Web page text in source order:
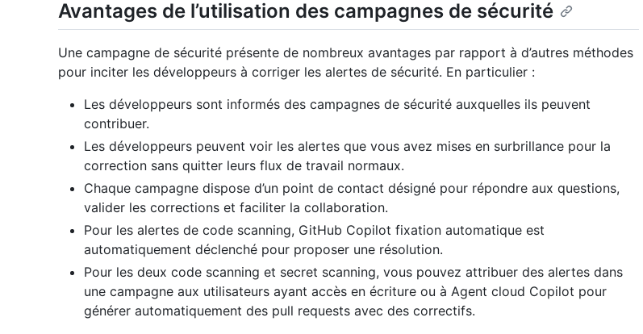
Avantages de l’utilisation des campagnes de sécurité
Une campagne de sécurité présente de nombreux avantages par rapport à d’autres méthodes
pour inciter les développeurs à corriger les alertes de sécurité. En particulier :
Les développeurs sont informés des campagnes de sécurité auxquelles ils peuvent
contribuer.
Les développeurs peuvent voir les alertes que vous avez mises en surbrillance pour la
correction sans quitter leurs flux de travail normaux.
Chaque campagne dispose d’un point de contact désigné pour répondre aux questions,
valider les corrections et faciliter la collaboration.
Pour les alertes de code scanning, GitHub Copilot fixation automatique est
automatiquement déclenché pour proposer une résolution.
Pour les deux code scanning et secret scanning, vous pouvez attribuer des alertes dans
une campagne aux utilisateurs ayant accès en écriture ou à Agent cloud Copilot pour
générer automatiquement des pull requests avec des correctifs.